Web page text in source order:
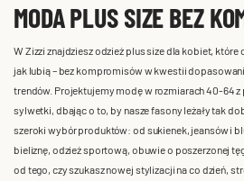
MODA PLUS SIZE BEZ
W Zizzi znajdziesz odzież plus size dla kobiet, które
jak lubią – bez kompromisów w kwestii
trendów. Projektujemy modę w rozmiarach 40-64
sylwetki, dbając o to, by nasze fasony leżały tak
szeroki wybór produktów: od sukienek, jeansów i
bieliznę, odzież sportową, obuwie o poszerzonej
od tego, czy szukasz nowej stylizacji na co dzień,